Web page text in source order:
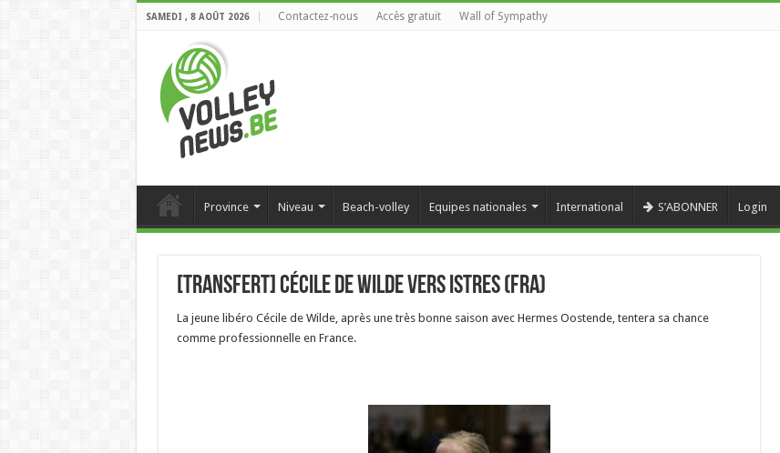
SAMEDI , 8 AOÛT 2026 Contactez-nous Accès gratuit Wall of Sympathy
Province Niveau Beach-volley Equipes nationales International S’ABONNER Login
[Transfert] Cécile de Wilde vers Istres (FRA)
La jeune libéro Cécile de Wilde, après une très bonne saison avec Hermes Oostende, tentera sa chance
comme professionnelle en France.